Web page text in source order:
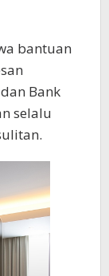
bantuan
Bank
selalu